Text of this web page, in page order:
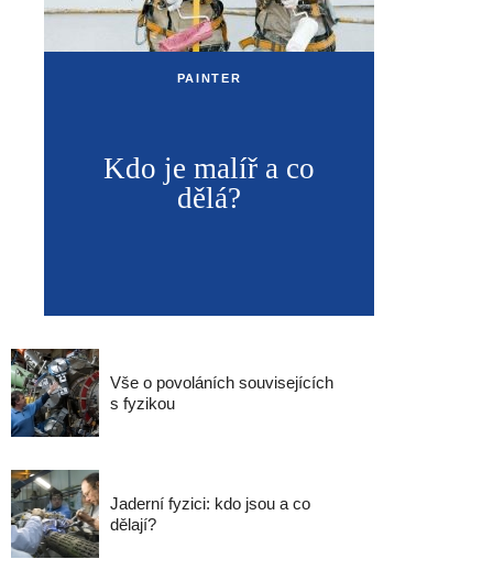
PAINTER
Kdo je malíř a co
dělá?
Vše o povoláních souvisejících
s fyzikou
Jaderní fyzici: kdo jsou a co
dělají?